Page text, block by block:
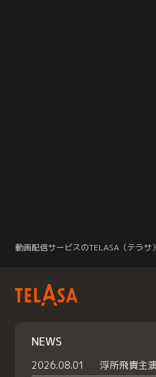
動画配信サービスのTELASA（テラサ）
NEWS
2026.08.01